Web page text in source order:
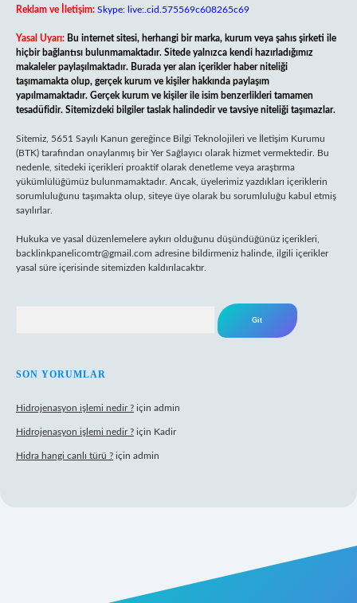
Reklam ve İletişim: Skype: live:.cid.575569c608265c69
Yasal Uyarı: Bu internet sitesi, herhangi bir marka, kurum veya şahıs şirketi ile
hiçbir bağlantısı bulunmamaktadır. Sitede yalnızca kendi hazırladığımız
makaleler paylaşılmaktadır. Burada yer alan içerikler haber niteliği
taşımamakta olup, gerçek kurum ve kişiler hakkında paylaşım
yapılmamaktadır. Gerçek kurum ve kişiler ile isim benzerlikleri tamamen
tesadüfidir. Sitemizdeki bilgiler taslak halindedir ve tavsiye niteliği taşımazlar.
Sitemiz, 5651 Sayılı Kanun gereğince Bilgi Teknolojileri ve İletişim Kurumu
(BTK) tarafından onaylanmış bir Yer Sağlayıcı olarak hizmet vermektedir. Bu
nedenle, sitedeki içerikleri proaktif olarak denetleme veya araştırma
yükümlülüğümüz bulunmamaktadır. Ancak, üyelerimiz yazdıkları içeriklerin
sorumluluğunu taşımakta olup, siteye üye olarak bu sorumluluğu kabul etmiş
sayılırlar.
Hukuka ve yasal düzenlemelere aykırı olduğunu düşündüğünüz içerikleri,
backlinkpanelicomtr@gmail.com adresine bildirmeniz halinde, ilgili içerikler
yasal süre içerisinde sitemizden kaldırılacaktır.
SON YORUMLAR
Hidrojenasyon işlemi nedir ? için admin
Hidrojenasyon işlemi nedir ? için Kadir
Hidra hangi canlı türü ? için admin